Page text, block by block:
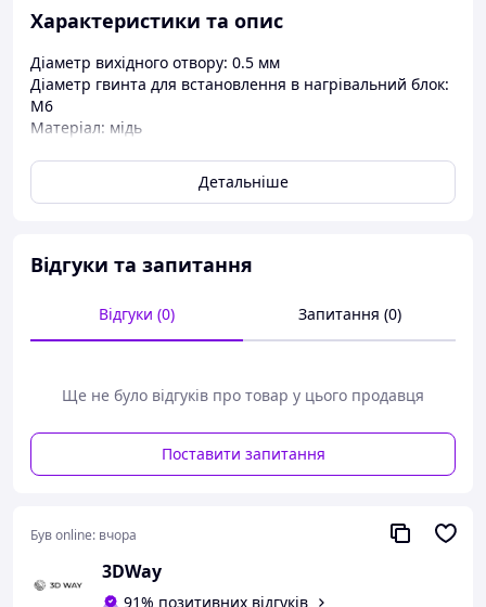
Характеристики та опис
Діаметр вихідного отвору: 0.5 мм
Діаметр гвинта для встановлення в нагрівальний блок:
М6
Матеріал: мідь
Детальніше
Відгуки та запитання
Відгуки (0) Запитання (0)
Ще не було відгуків про товар у цього продавця
Поставити запитання
Був online: вчора
3DWay
91% позитивних відгуків